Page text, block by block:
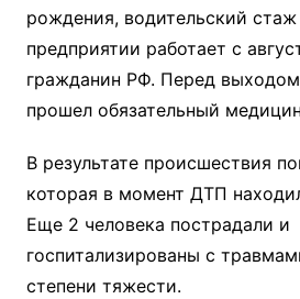
рождения, водительский стаж
предприятии работает с
гражданин РФ. Перед
прошел обязательный
В результате происшествия
которая в момент ДТП
Еще 2 человека пострадали и
госпитализированы с
степени тяжести.